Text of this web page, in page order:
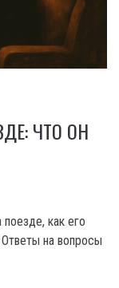
ЧТО ОН
поезде, как его
на вопросы